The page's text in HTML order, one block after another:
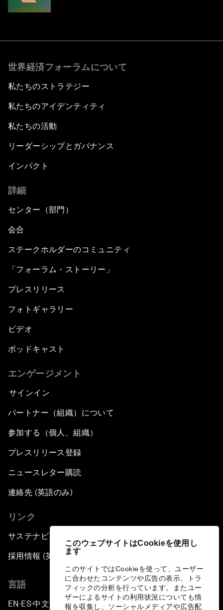
このウェブサイトはCookieを使用し
ます
このサイトではCookieを使って、ユーザー
に合わせたコンテンツや広告の表示、トラ
フィックの分析を行っています。またユー
ザーによるサイトの利用状況についても情
報を収集し、ソーシャルメディアや広告配
世界経済フォーラムについて
私たちのストラテジー
私たちのアイデンティティ
私たちの活動
リーダーシップとガバナンス
インパクト
詳細
センター（部門）
会合
ステークホルダーのコミュニティ
「フォーラム・ストーリー」
プレスリリース
フォトギャラリー
ビデオ
ポッドキャスト
エンゲージメント
サインイン
パートナー（組織）について
参加する（個人、組織）
プレスリリース登録
ニュースレター購読
連絡先 (英語のみ)
リンク
サステナビリティへの取り組み
採用情報 (英語のみ)
言語
EN ▪ ES▪中文▪ 日本語